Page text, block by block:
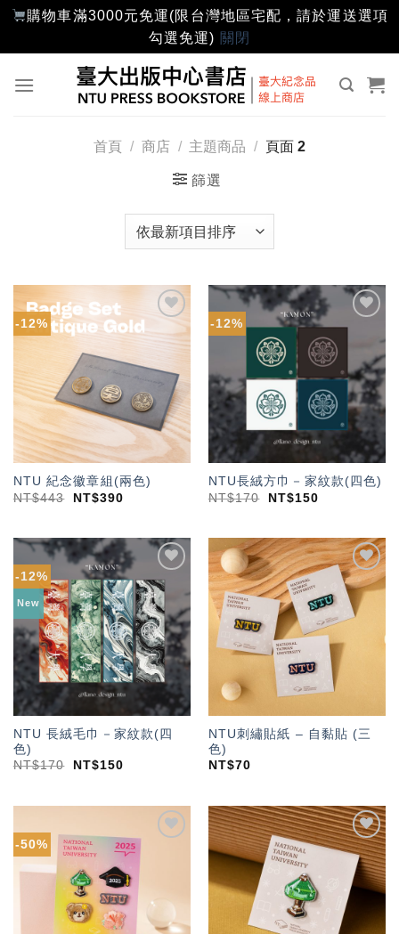
購物車滿3000元免運(限台灣地區宅配，請於運送選項
勾選免運) 關閉
首頁 / 商店 / 主題商品 / 頁面 2
篩選
-12%
加入
「願
望輕
單」
NTU 紀念徽章組(兩色)
NT$443 NT$390
-12%
望輕
單」
NTU長絨方巾－家紋款(四色)
NT$170 NT$150
-12%
New
加入
「願
望輕
單」
NTU 長絨毛巾－家紋款(四
色)
NT$170 NT$150
加入
「願
望輕
單」
NTU刺繡貼紙 – 自黏貼 (三
色)
NT$70
-50%
加入
「願
望輕
單」